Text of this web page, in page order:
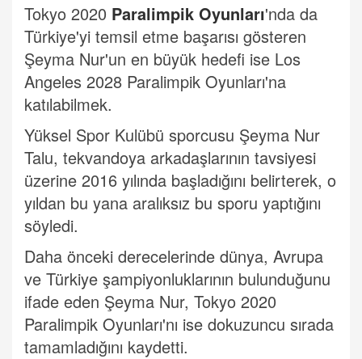
Tokyo 2020 Paralimpik Oyunları'nda da
Türkiye'yi temsil etme başarısı gösteren
Şeyma Nur'un en büyük hedefi ise Los
Angeles 2028 Paralimpik Oyunları'na
katılabilmek.
Yüksel Spor Kulübü sporcusu Şeyma Nur
Talu, tekvandoya arkadaşlarının tavsiyesi
üzerine 2016 yılında başladığını belirterek, o
yıldan bu yana aralıksız bu sporu yaptığını
söyledi.
Daha önceki derecelerinde dünya, Avrupa
ve Türkiye şampiyonluklarının bulunduğunu
ifade eden Şeyma Nur, Tokyo 2020
Paralimpik Oyunları'nı ise dokuzuncu sırada
tamamladığını kaydetti.